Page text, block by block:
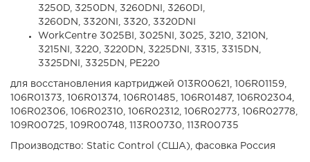
3250D, 3250DN, 3260DNI, 3260DI,
3260DN, 3320NI, 3320, 3320DNI
WorkCentre 3025BI, 3025NI, 3025, 3210, 3210N,
3215NI, 3220, 3220DN, 3225DNI, 3315, 3315DN,
3325DNI, 3325DN, PE220
для восстановления картриджей 013R00621, 106R01159,
106R01373, 106R01374, 106R01485, 106R01487, 106R02304,
106R02306, 106R02310, 106R02312, 106R02773, 106R02778,
109R00725, 109R00748, 113R00730, 113R00735
Производство: Static Control (США), фасовка Россия